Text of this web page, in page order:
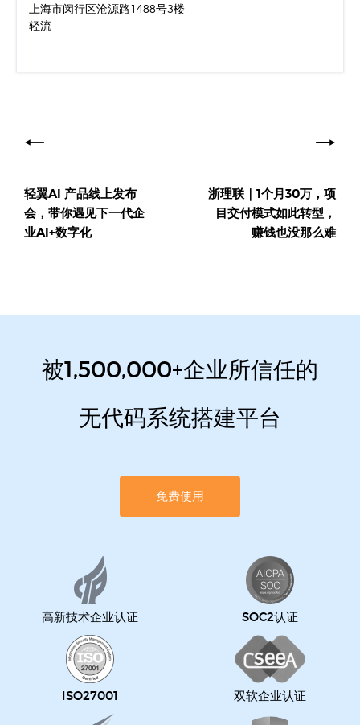
上海市闵行区沧源路1488号3楼
轻流
章
导
航轻翼AI 产品线上发布
会，带你遇见下一代企
业AI+数字化
浙理联｜1个月30万，项
目交付模式如此转型，
赚钱也没那么难
被1,500,000+企业所信任的
无代码系统搭建平台
免费使用
高新技术企业认证 SOC2认证
ISO27001 双软企业认证